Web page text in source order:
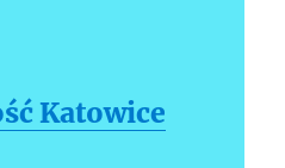
Katowice